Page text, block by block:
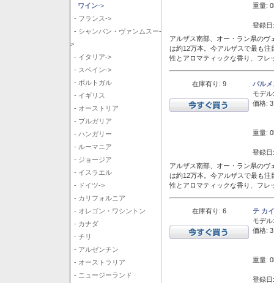
ワイン->
- フランス->
- シャンパン・ヴァンムスー-
>
- イタリア->
- スペイン->
- ポルトガル
- イギリス
- オーストリア
- ブルガリア
- ハンガリー
- ルーマニア
- ジョージア
- イスラエル
- ドイツ->
- カリフォルニア
- オレゴン・ワシントン
- カナダ
- チリ
- アルゼンチン
- オーストラリア
- ニュージーランド
重量:
登録
アルザス南部、オー・ラン県の
は約12万本。今アルザスで最も
性とアロマティックな香り、フレ
在庫有り: 9
バル
モデル:
価格:
重量:
登録
アルザス南部、オー・ラン県の
は約12万本。今アルザスで最も
性とアロマティックな香り、フレ
在庫有り: 6
テ カ
モデル:
価格:
重量:
登録